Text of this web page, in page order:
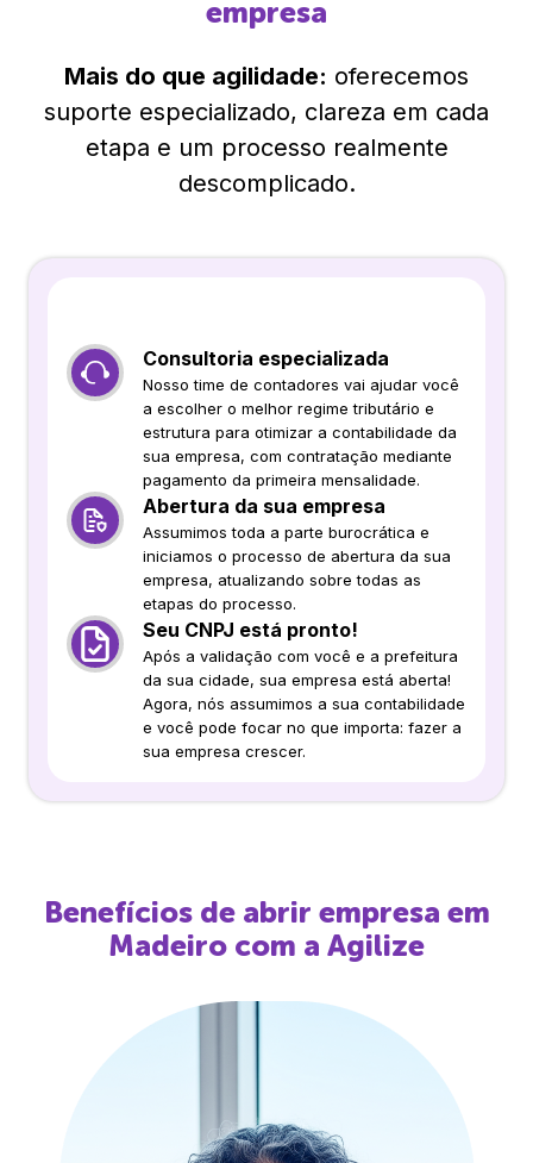
empresa
Mais do que agilidade: oferecemos
suporte especializado, clareza em cada
etapa e um processo realmente
descomplicado.
Consultoria especializada
Nosso time de contadores vai ajudar você
a escolher o melhor regime tributário e
estrutura para otimizar a contabilidade da
sua empresa, com contratação mediante
pagamento da primeira mensalidade.
Abertura da sua empresa
Assumimos toda a parte burocrática e
iniciamos o processo de abertura da sua
empresa, atualizando sobre todas as
etapas do processo.
Seu CNPJ está pronto!
Após a validação com você e a prefeitura
da sua cidade, sua empresa está aberta!
Agora, nós assumimos a sua contabilidade
e você pode focar no que importa: fazer a
sua empresa crescer.
Benefícios de abrir empresa em
Madeiro com a Agilize